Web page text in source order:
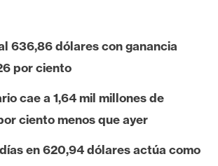
636,86 dólares con ganancia
por ciento
cae a 1,64 mil millones de
ciento menos que ayer
en 620,94 dólares actúa como